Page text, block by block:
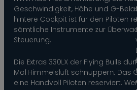
Geschwindigkeit, Höhe und G-
hintere Cockpit ist für den Piloten
sämtliche Instrumente zur
Steuerung.
Die Extras 330LX der Flying Bulls
Mal Himmelsluft schnuppern. Das
eine Handvoll Piloten reserviert.